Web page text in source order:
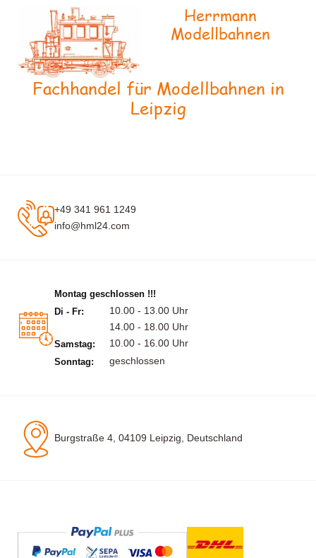
Herrmann
Modellbahnen
Fachhandel für Modellbahnen in
Leipzig
+49 341 961 1249
info@hml24.com
Montag geschlossen !!!
Di - Fr:
10.00 - 13.00 Uhr
14.00 - 18.00 Uhr
Samstag: 10.00 - 16.00 Uhr
Sonntag: geschlossen
Burgstraße 4, 04109 Leipzig, Deutschland